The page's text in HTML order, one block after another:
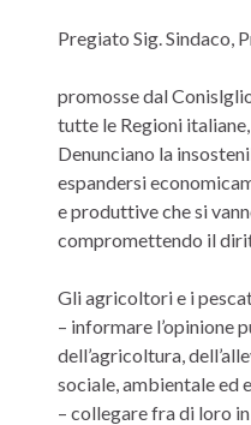
Pregiato Sig. Sindaco,
promosse dal
tutte le Regioni
Denunciano la
espandersi
e produttive che si
compromettendo il
Gli agricoltori e i
– informare l’opinione
dell’agricoltura,
sociale, ambientale ed
– collegare fra di loro